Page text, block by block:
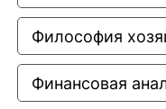
Философия
Финансовая